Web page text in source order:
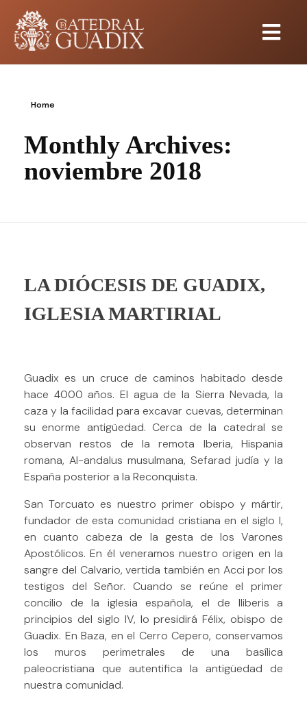
Home
Monthly Archives:
noviembre 2018
LA DIÓCESIS DE GUADIX,
IGLESIA MARTIRIAL
Guadix es un cruce de caminos habitado desde
hace 4000 años. El agua de la Sierra Nevada, la
caza y la facilidad para excavar cuevas, determinan
su enorme antigüedad. Cerca de la catedral se
observan restos de la remota Iberia, Hispania
romana, Al-andalus musulmana, Sefarad judía y la
España posterior a la Reconquista.
San Torcuato es nuestro primer obispo y mártir,
fundador de esta comunidad cristiana en el siglo I,
en cuanto cabeza de la gesta de los Varones
Apostólicos. En él veneramos nuestro origen en la
sangre del Calvario, vertida también en Acci por los
testigos del Señor. Cuando se reúne el primer
concilio de la iglesia española, el de Iliberis a
principios del siglo IV, lo presidirá Félix, obispo de
Guadix. En Baza, en el Cerro Cepero, conservamos
los muros perimetrales de una basílica
paleocristiana que autentifica la antigüedad de
nuestra comunidad.